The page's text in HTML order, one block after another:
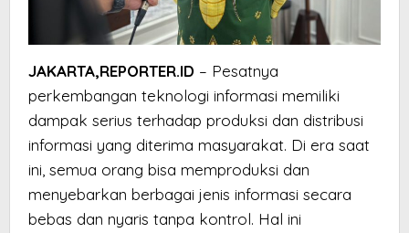
JAKARTA,REPORTER.ID – Pesatnya
perkembangan teknologi informasi memiliki
dampak serius terhadap produksi dan distribusi
informasi yang diterima masyarakat. Di era saat
ini, semua orang bisa memproduksi dan
menyebarkan berbagai jenis informasi secara
bebas dan nyaris tanpa kontrol. Hal ini